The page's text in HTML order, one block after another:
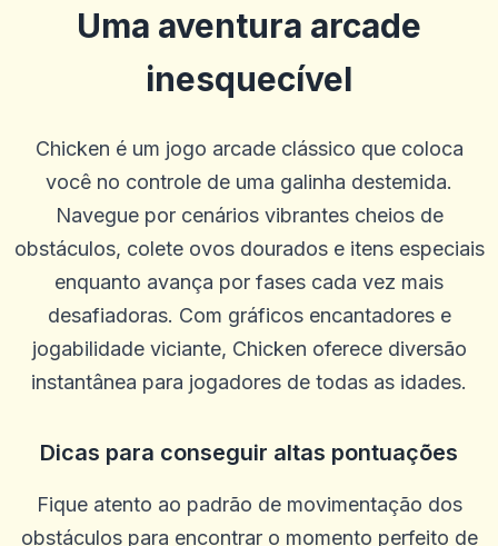
Uma aventura arcade
inesquecível
Chicken é um jogo arcade clássico que coloca
você no controle de uma galinha destemida.
Navegue por cenários vibrantes cheios de
obstáculos, colete ovos dourados e itens especiais
enquanto avança por fases cada vez mais
desafiadoras. Com gráficos encantadores e
jogabilidade viciante, Chicken oferece diversão
instantânea para jogadores de todas as idades.
Dicas para conseguir altas pontuações
Fique atento ao padrão de movimentação dos
obstáculos para encontrar o momento perfeito de